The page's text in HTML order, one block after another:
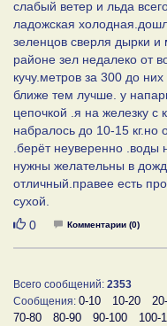
слабый ветер и льда
ладожская
зеленцов сверля дырки
районе зел недалеко от
кучу.метров за 300 до
ближе тем лучше. у
цепочкой .я на железку с
набралось до 10-15 кг.но
.берёт неуверенно .воды
нужны желательны в
отличный.правее есть
сухой.
Нравится
0 Комментарии (0)
Всего сообщений: 2353
Сообщения: 0-10 10-20
70-80
80-90 90-100 100-